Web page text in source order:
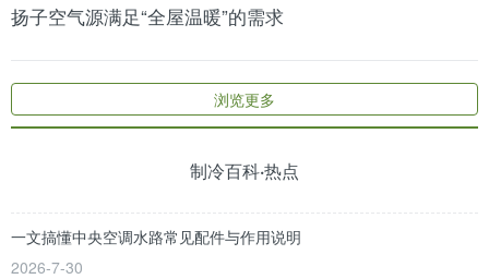
扬子空气源满足“全屋温暖”的需求
浏览更多
制冷百科·热点
一文搞懂中央空调水路常见配件与作用说明
2026-7-30